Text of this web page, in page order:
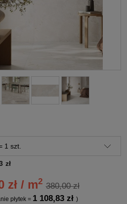
zł
zł / m2 380,00 zł
płytek = 1 108,83 zł)